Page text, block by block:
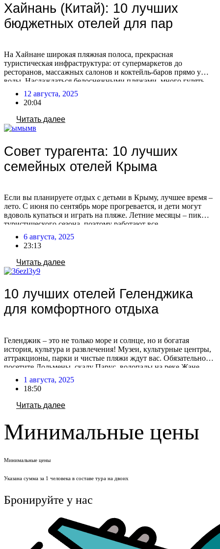
Хайнань (Китай): 10 лучших
бюджетных отелей для пар
На Хайнане широкая пляжная полоса, прекрасная
туристическая инфраструктура: от супермаркетов до
ресторанов, массажных салонов и коктейль-баров прямо у
воды. Наслаждаться белоснежными пляжами, много гулять,
есть свежие морепродукты и спелые фрукты со своей второй
половинкой, а вечером устроить романтический ужин. Чем не
рай для двоих? Мы подготовили для вас 10 отличных отелей
для романтического и незабываемого […]
12 августа, 2025
20:04
Читать далее
Совет турагента: 10 лучших
семейных отелей Крыма
Если вы планируете отдых с детьми в Крыму, лучшее время –
лето. С июня по сентябрь море прогревается, и дети могут
вдоволь купаться и играть на пляже. Летние месяцы – пик
туристического сезона, поэтому работают все
развлекательные заведения и инфраструктура. А сентябрьский
«бархатный сезон» особенно привлекателен: меньше
туристов, ниже цены и комфортная погода. Где остановиться
6 августа, 2025
23:13
Читать далее
10 лучших отелей Геленджика
для комфортного отдыха
Геленджик – это не только море и солнце, но и богатая
история, культура и развлечения! Музеи, культурные центры,
аттракционы, парки и чистые пляжи ждут вас. Обязательно
посетите Дольмены, скалу Парус, водопады на реке Жане,
прокатитесь на канатной дороге, побывайте в Сафари-парке и
океанариуме. Кстати, за последние дни в Геленджике сильно
вырос турпоток после открытия аэропорта. […]
1 августа, 2025
18:50
Читать далее
Минимальные цены
Минимальные цены
Указана сумма за 1 человека в составе тура на двоих
Бронируйте у нас